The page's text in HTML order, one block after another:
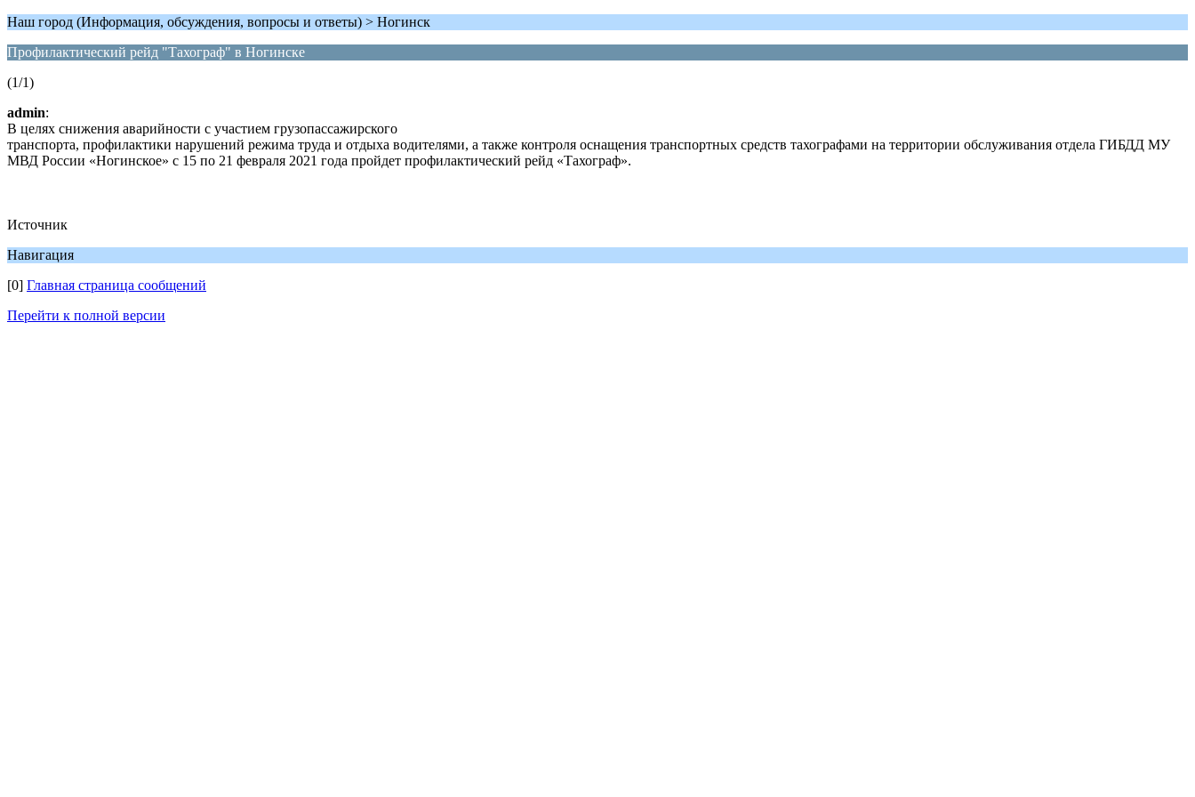
Наш город (Информация, обсуждения, вопросы и ответы) > Ногинск
Профилактический рейд "Тахограф" в Ногинске
(1/1)
admin:
В целях снижения аварийности с участием грузопассажирского
транспорта, профилактики нарушений режима труда и отдыха водителями, а также контроля оснащения транспортных средств тахографами на территории обслуживания отдела ГИБДД МУ
МВД России «Ногинское» с 15 по 21 февраля 2021 года пройдет профилактический рейд «Тахограф».
Источник
Навигация
[0] Главная страница сообщений
Перейти к полной версии